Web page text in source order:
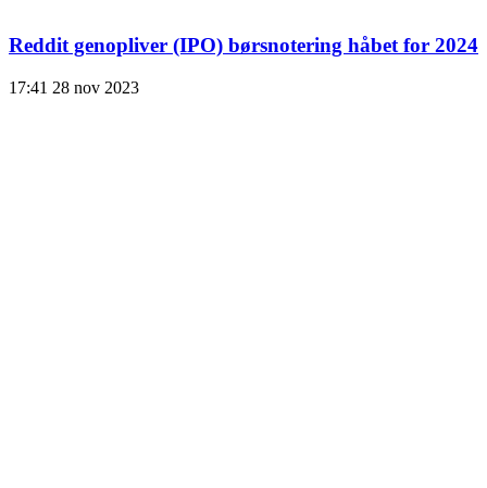
Reddit genopliver (IPO) børsnotering håbet for 2024
17:41 28 nov 2023